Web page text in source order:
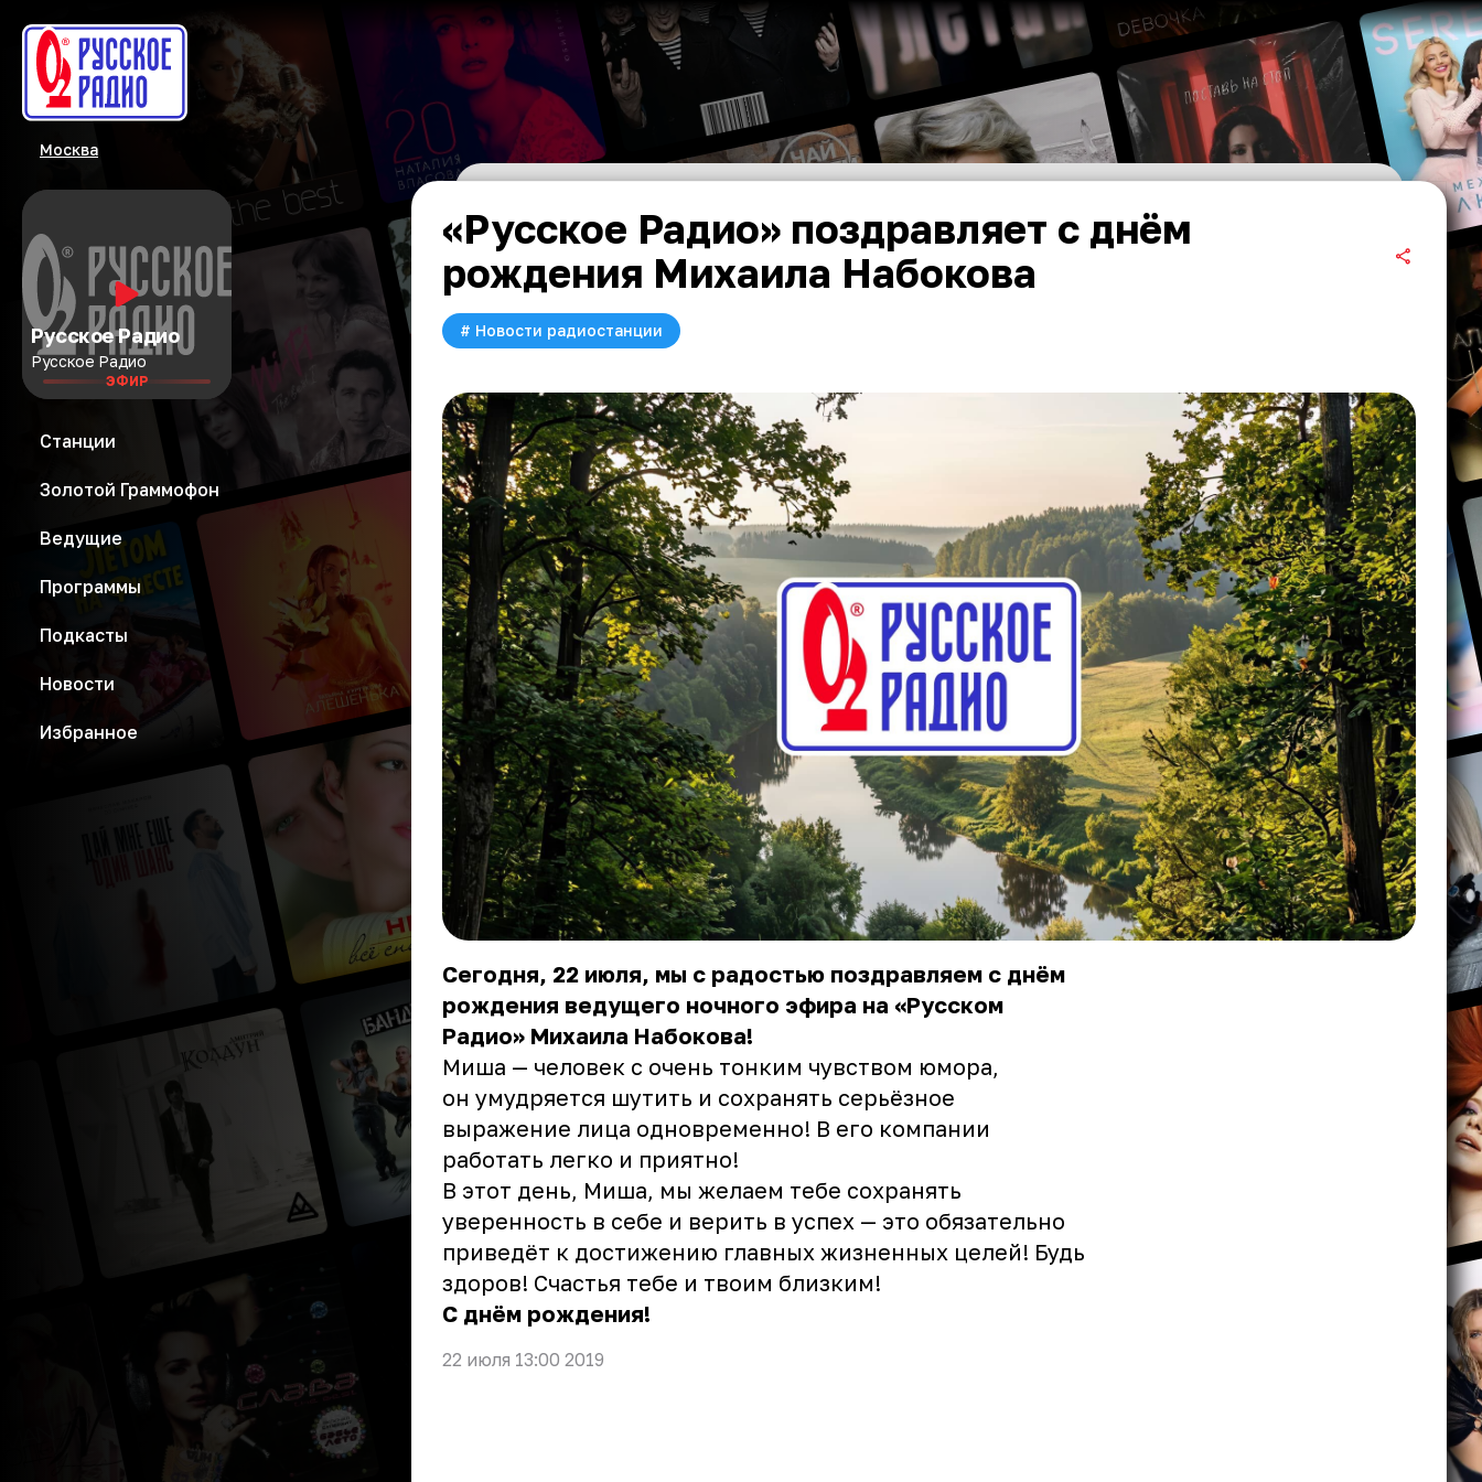
Москва
Русское Радио
Русское Радио
ЭФИР
Станции
Золотой Граммофон
Ведущие
Программы
Подкасты
Новости
Избранное
«Русское Радио» поздравляет с днём
рождения Михаила Набокова
# Новости радиостанции
Сегодня, 22 июля, мы с радостью поздравляем с днём
рождения ведущего ночного эфира на «Русском
Радио» Михаила Набокова!
Миша — человек с очень тонким чувством юмора,
он умудряется шутить и сохранять серьёзное
выражение лица одновременно! В его компании
работать легко и приятно!
В этот день, Миша, мы желаем тебе сохранять
уверенность в себе и верить в успех — это обязательно
приведёт к достижению главных жизненных целей! Будь
здоров! Счастья тебе и твоим близким!
С днём рождения!
22 июля 13:00 2019